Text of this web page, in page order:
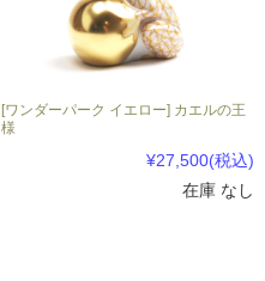
[ワンダーパーク イエロー] カエルの王
様
¥27,500(税込)
在庫 なし